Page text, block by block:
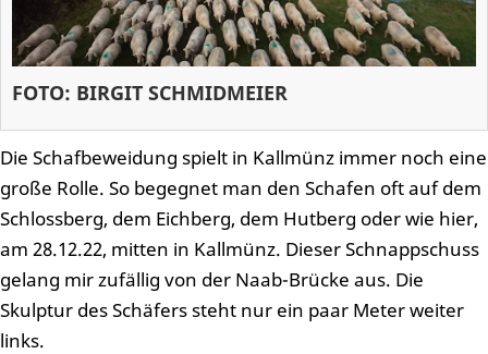
FOTO: BIRGIT SCHMIDMEIER
Die Schafbeweidung spielt in Kallmünz immer noch eine
große Rolle. So begegnet man den Schafen oft auf dem
Schlossberg, dem Eichberg, dem Hutberg oder wie hier,
am 28.12.22, mitten in Kallmünz. Dieser Schnappschuss
gelang mir zufällig von der Naab-Brücke aus. Die
Skulptur des Schäfers steht nur ein paar Meter weiter
links.